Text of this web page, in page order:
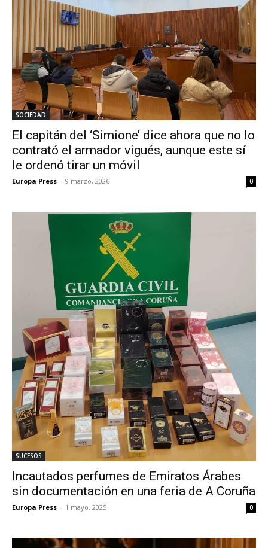
SOCIEDAD
El capitán del ‘Simione’ dice ahora que no lo
contrató el armador vigués, aunque este sí
le ordenó tirar un móvil
Europa Press - 9 marzo, 2026 0
SUCESOS
Incautados perfumes de Emiratos Árabes
sin documentación en una feria de A Coruña
Europa Press - 1 mayo, 2025 0